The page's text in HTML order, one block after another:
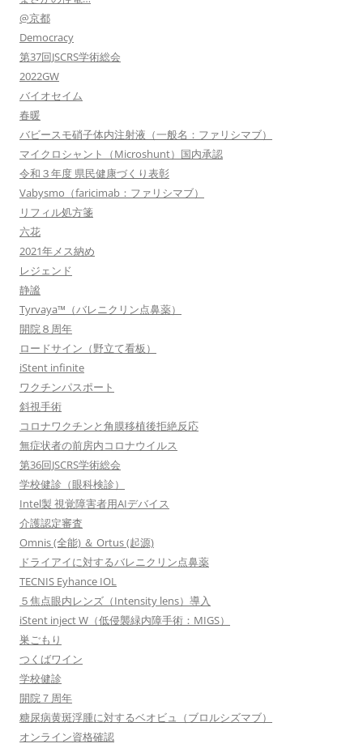
@京都
Democracy
第37回JSCRS学術総会
2022GW
バイオセイム
春暖
バビースモ硝子体内注射液（一般名：ファリシマブ）
マイクロシャント（Microshunt）国内承認
令和３年度 県民健康づくり表彰
Vabysmo（faricimab：ファリシマブ）
リフィル処方箋
六花
2021年メス納め
レジェンド
静謐
Tyrvaya™（バレニクリン点鼻薬）
開院８周年
ロードサイン（野立て看板）
iStent infinite
ワクチンパスポート
斜視手術
コロナワクチンと角膜移植後拒絶反応
無症状者の前房内コロナウイルス
第36回JSCRS学術総会
学校健診（眼科検診）
Intel製 視覚障害者用AIデバイス
介護認定審査
Omnis (全能) ＆ Ortus (起源)
ドライアイに対するバレニクリン点鼻薬
TECNIS Eyhance IOL
５焦点眼内レンズ（Intensity lens）導入
iStent inject W（低侵襲緑内障手術：MIGS）
巣ごもり
つくばワイン
学校健診
開院７周年
糖尿病黄斑浮腫に対するベオビュ（ブロルシズマブ）
オンライン資格確認